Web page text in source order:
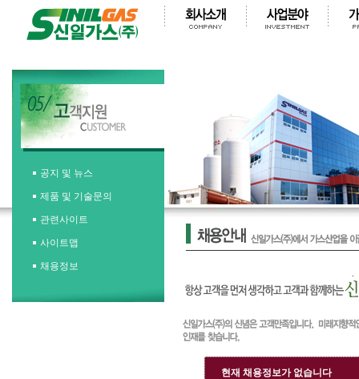
공지 및 뉴스
제품 및 기술문의
관련사이트
사이트맵
채용정보
현재 채용정보가 없습니다